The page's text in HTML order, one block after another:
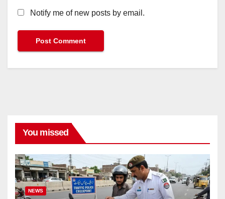
Notify me of new posts by email.
You missed
NEWS